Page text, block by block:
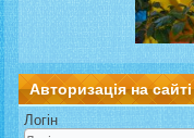
Авторизація на сайті
Логін